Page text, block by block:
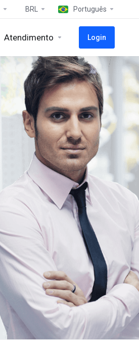
BRL Português
Atendimento Login